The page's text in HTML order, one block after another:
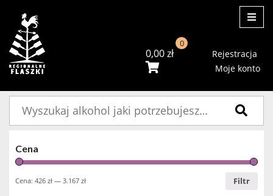
0,00zł
0
Rejestracja
Moje konto
Cena
Filtr
Cena: 426 zł — 3.167 zł